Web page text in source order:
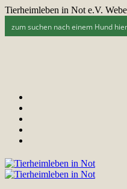
Tierheimleben in Not e.V.